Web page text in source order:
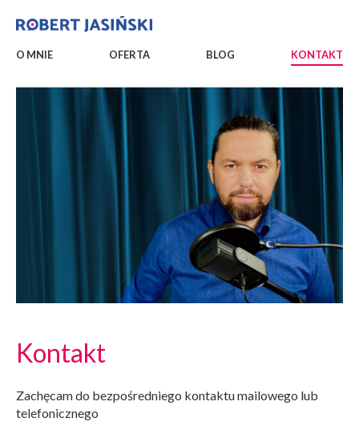
O MNIE OFERTA BLOG KONTAKT
Kontakt
Zachęcam do bezpośredniego kontaktu mailowego lub
telefonicznego